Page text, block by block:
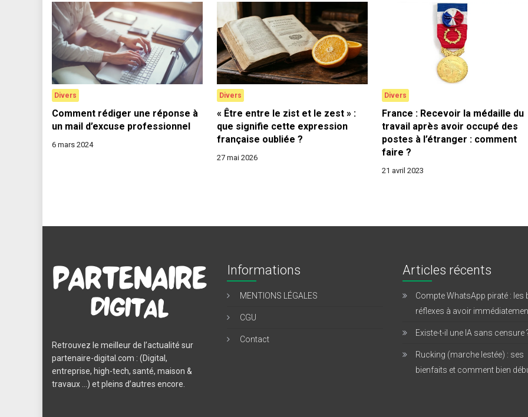
Divers
Comment rédiger une réponse à
un mail d’excuse professionnel
6 mars 2024
Divers
« Être entre le zist et le zest » :
que signifie cette expression
française oubliée ?
27 mai 2026
Divers
France : Recevoir la médaille du
travail après avoir occupé des
postes à l’étranger : comment
faire ?
21 avril 2023
Retrouvez le meilleur de l’actualité sur
partenaire-digital.com : (Digital,
entreprise, high-tech, santé, maison &
travaux …) et pleins d’autres encore.
Informations
MENTIONS LÉGALES
CGU
Contact
Articles récents
Compte WhatsApp piraté : les
réflexes à avoir
Existe-t-il une IA sans censure
Rucking (marche lestée) : ses
bienfaits et comment bien